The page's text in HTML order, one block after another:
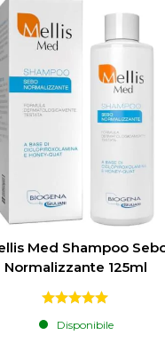
Med Shampoo
Normalizzante 125ml
Disponibile